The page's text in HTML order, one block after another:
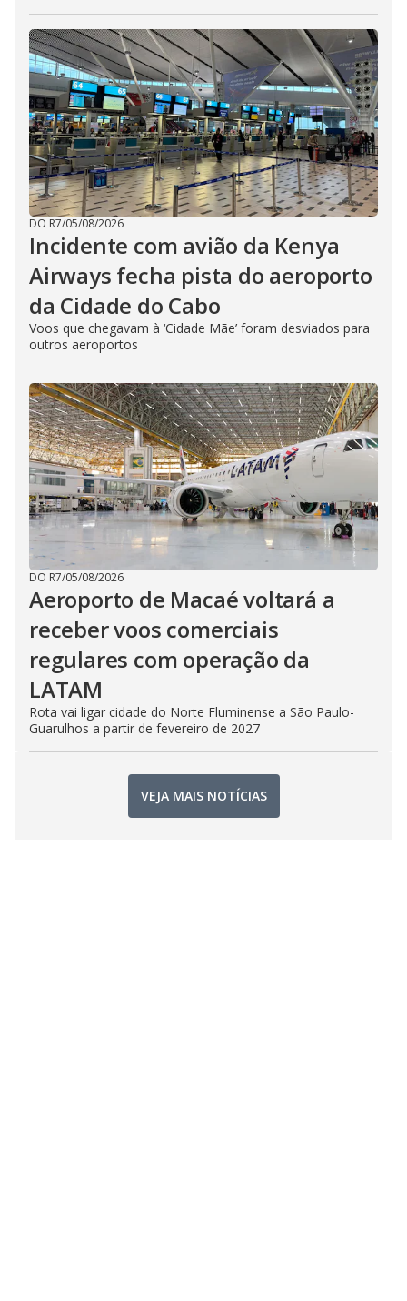
DO R7/05/08/2026
Incidente com avião da Kenya
Airways fecha pista do aeroporto
da Cidade do Cabo
Voos que chegavam à ‘Cidade Mãe’ foram desviados para
outros aeroportos
DO R7/05/08/2026
Aeroporto de Macaé voltará a
receber voos comerciais
regulares com operação da
LATAM
Rota vai ligar cidade do Norte Fluminense a São Paulo-
Guarulhos a partir de fevereiro de 2027
VEJA MAIS NOTÍCIAS